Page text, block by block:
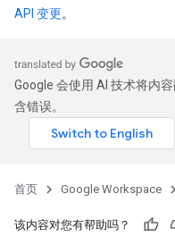
API 变更。
Google 会使用 AI 技术将内
含错误。
首页 Google Workspace
该内容对您有帮助吗？